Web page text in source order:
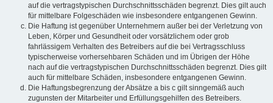
auf die vertragstypischen Durchschnittsschäden begrenzt. Dies gilt auch
für mittelbare Folgeschäden wie insbesondere entgangenen Gewinn.
Die Haftung ist gegenüber Unternehmern außer bei der Verletzung von
Leben, Körper und Gesundheit oder vorsätzlichem oder grob
fahrlässigem Verhalten des Betreibers auf die bei Vertragsschluss
typischerweise vorhersehbaren Schäden und im Übrigen der Höhe
nach auf die vertragstypischen Durchschnittsschäden begrenzt. Dies gilt
auch für mittelbare Schäden, insbesondere entgangenen Gewinn.
Die Haftungsbegrenzung der Absätze a bis c gilt sinngemäß auch
zugunsten der Mitarbeiter und Erfüllungsgehilfen des Betreibers.